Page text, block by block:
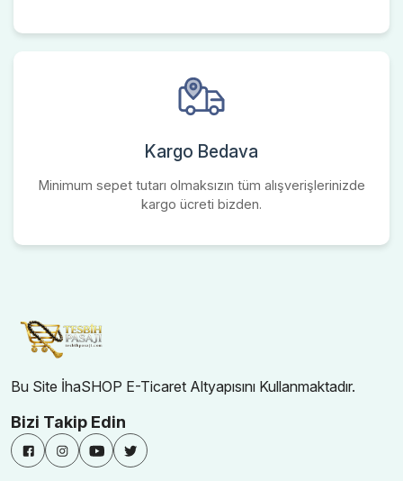
Kargo Bedava
Minimum sepet tutarı olmaksızın tüm alışverişlerinizde
kargo ücreti bizden.
Bu Site İhaSHOP E-Ticaret Altyapısını Kullanmaktadır.
Bizi Takip Edin